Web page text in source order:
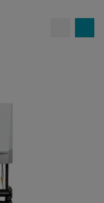
Ontdek Confida